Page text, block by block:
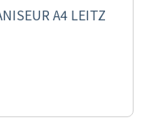
A4 LEITZ